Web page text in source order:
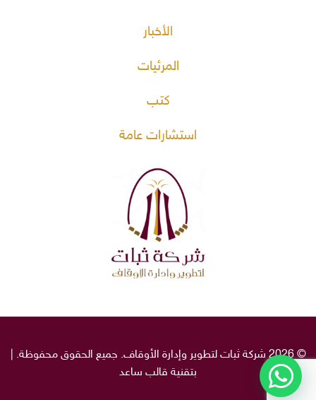
الأخبار
المرئيات
كتب
استشارات عامة
© 2026 شركة ثبات لتطوير وإدارة الأوقاف. جميع الحقوق محفوظة. |
بتقنية قالب ساعد